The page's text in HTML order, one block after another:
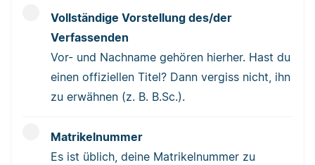
Vollständige Vorstellung des/der
Verfassenden
Vor- und Nachname gehören hierher. Hast du
einen offiziellen Titel? Dann vergiss nicht, ihn
zu erwähnen (z. B. B.Sc.).
Matrikelnummer
Es ist üblich, deine Matrikelnummer zu